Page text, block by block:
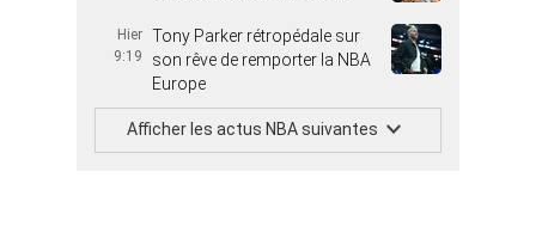
Hier
9:19
Tony Parker rétropédale sur
son rêve de remporter la NBA
Europe
Afficher les actus NBA suivantes